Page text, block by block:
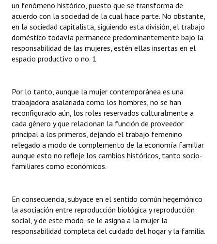
un fenómeno histórico, puesto que se transforma de
acuerdo con la sociedad de la cual hace parte. No obstante,
en la sociedad capitalista, siguiendo esta división, el trabajo
doméstico todavía permanece predominantemente bajo la
responsabilidad de las mujeres, estén ellas insertas en el
espacio productivo o no. 1
Por lo tanto, aunque la mujer contemporánea es una
trabajadora asalariada como los hombres, no se han
reconfigurado aún, los roles reservados culturalmente a
cada género y que relacionan la función de proveedor
principal a los primeros, dejando el trabajo femenino
relegado a modo de complemento de la economía familiar
aunque esto no refleje los cambios históricos, tanto socio-
familiares como económicos.
En consecuencia, subyace en el sentido común hegemónico
la asociación entre reproducción biológica y reproducción
social, y de este modo, se le asigna a la mujer la
responsabilidad completa del cuidado del hogar y la familia.